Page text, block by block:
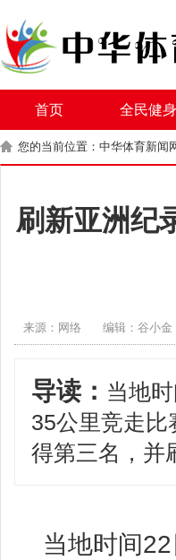
首页 全民健身
您的当前位置： 中华体育新闻
刷新亚洲纪
来源：网络 编辑：谷小金
导读： 当地
35公里竞走比
得第三名，并
当地时间